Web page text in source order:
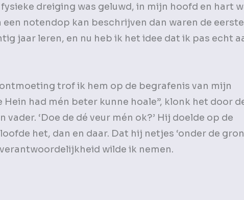
dreiging was geluwd, in mijn hoofd en hart
notendop kan beschrijven dan waren de eerste
jaar leren, en nu heb ik het idee dat ik pas echt
trof ik hem op de begrafenis van mijn
had mén beter kunne hoale”, klonk het door
‘Doe de dé veur mén ok?’ Hij doelde op de
het, dan en daar. Dat hij netjes ‘onder de
wilde ik nemen.